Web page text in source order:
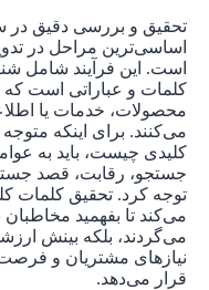
تحقیق و بررسی دقیق در
اساسی‌ترین مراحل در
است. این فرآیند شامل
کلمات و عباراتی است
محصولات، خدمات یا
می‌کنند. برای اینکه
کلیدی چیست، باید به
جستجو، رقابت، قصد
توجه کرد. تحقیق کلمات
می‌کند تا بفهمید
می‌گردند، بلکه بینش
نیازهای مشتریان و
قرار می‌دهد.